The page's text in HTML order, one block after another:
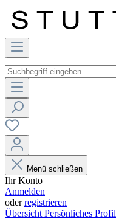
Menü schließen
Ihr Konto
Anmelden
oderregistrieren
Übersicht Persönliches Profil